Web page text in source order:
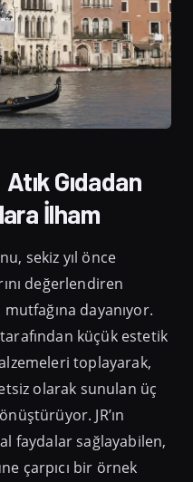
Gıdadan
İlham
sekiz yıl önce
değerlendiren
dayanıyor.
küçük estetik
toplayarak,
olarak sunulan üç
JR’ın
faydalar sağlayabilen,
çarpıcı bir örnek